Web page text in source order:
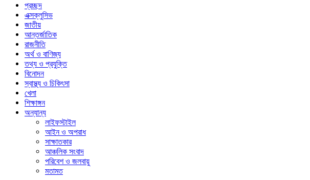
প্রচ্ছদ
এক্সক্লুসিভ
জাতীয়
আন্তর্জাতিক
রাজনীতি
অর্থ ও বাণিজ্য
তথ্য ও প্রযুক্তি
বিনোদন
স্বাস্থ্য ও চিকিৎসা
খেলা
শিক্ষাঙ্গন
অন্যান্য
লাইফস্টাইল
আইন ও অপরাধ
সাক্ষাতকার
আঞ্চলিক সংবাদ
পরিবেশ ও জলবায়ু
মতামত